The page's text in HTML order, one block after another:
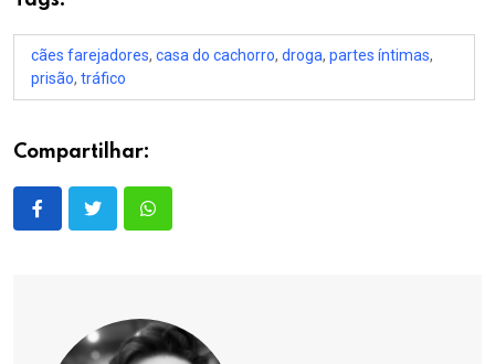
cães farejadores, casa do cachorro, droga, partes íntimas,
prisão, tráfico
Compartilhar: